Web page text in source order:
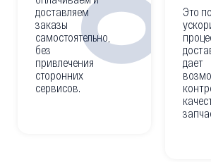
доставляем
заказы
самостоятельно,
без
привлечения
сторонних
сервисов.
Это
дает